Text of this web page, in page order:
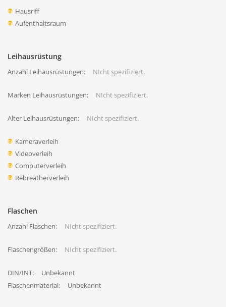
Hausriff
Aufenthaltsraum
Leihausrüstung
Anzahl Leihausrüstungen: NIcht spezifiziert.
Marken Leihausrüstungen: NIcht spezifiziert.
Alter Leihausrüstungen: NIcht spezifiziert.
Kameraverleih
Videoverleih
Computerverleih
Rebreatherverleih
Flaschen
Anzahl Flaschen: NIcht spezifiziert.
Flaschengrößen: NIcht spezifiziert.
DIN/INT:
Unbekannt
Flaschenmaterial:
Unbekannt